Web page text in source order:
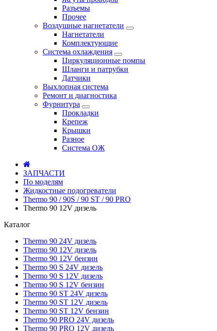
Разъемы
Прочее
Воздушные нагнетатели
Нагнетатели
Комплектующие
Система охлаждения
Циркуляционные помпы
Шланги и патрубки
Датчики
Выхлопная система
Ремонт и диагностика
Фурнитура
Прокладки
Крепеж
Крышки
Разное
Система ОЖ
ЗАПЧАСТИ
По моделям
Жидкостные подогреватели
Thermo 90 / 90S / 90 ST / 90 PRO
Thermo 90 12V дизель
Каталог
Thermo 90 24V дизель
Thermo 90 12V дизель
Thermo 90 12V бензин
Thermo 90 S 24V дизель
Thermo 90 S 12V дизель
Thermo 90 S 12V бензин
Thermo 90 ST 24V дизель
Thermo 90 ST 12V дизель
Thermo 90 ST 12V бензин
Thermo 90 PRO 24V дизель
Thermo 90 PRO 12V дизель